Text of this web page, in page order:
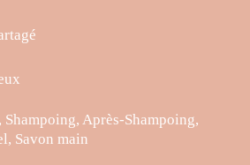
Shampoing, Après-Shampoing,
Savon main